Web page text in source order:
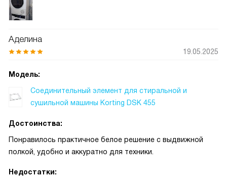
Аделина
19.05.2025
Модель:
Соединительный элемент для стиральной и
сушильной машины Korting DSK 455
Достоинства:
Понравилось практичное белое решение с выдвижной
полкой, удобно и аккуратно для техники.
Недостатки: